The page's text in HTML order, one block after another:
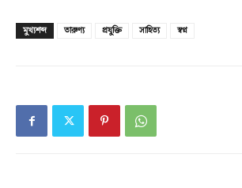
মুখ্যশব্দ তারুণ্য প্রযুক্তি সাহিত্য স্বপ্ন